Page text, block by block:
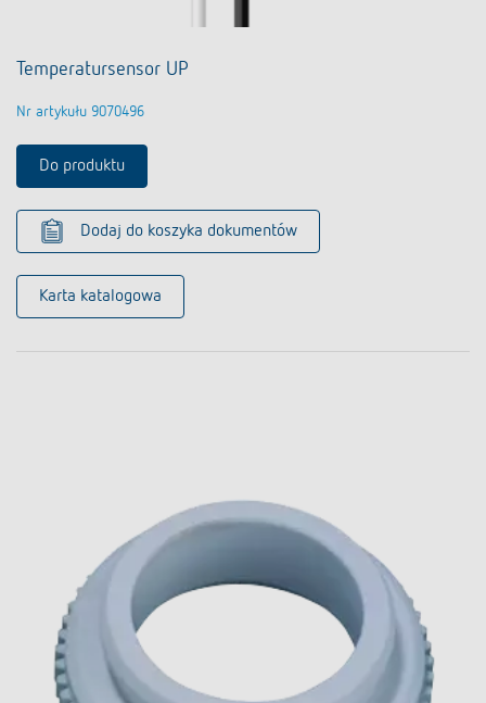
Temperatursensor UP
Nr artykułu 9070496
Do produktu
Dodaj do koszyka dokumentów
Karta katalogowa